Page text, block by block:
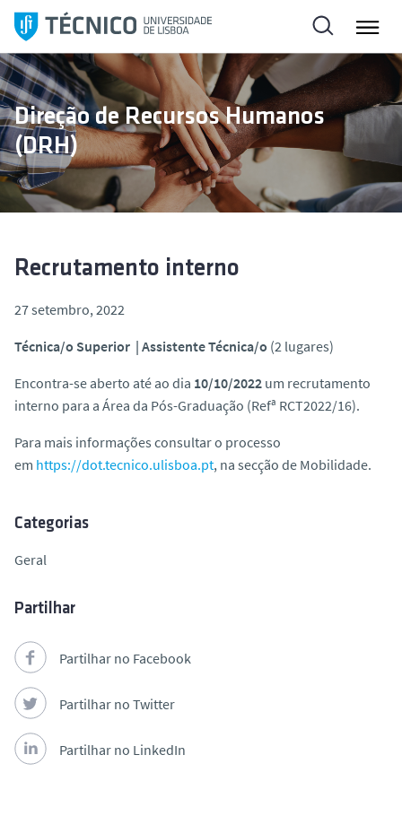
l
t
a
r
p
a
a
Direção de Recursos Humanos
(DRH)
Recrutamento interno
27 setembro, 2022
Técnica/o Superior | Assistente Técnica/o (2 lugares)
Encontra-se aberto até ao dia 10/10/2022 um recrutamento
interno para a Área da Pós-Graduação (Refª RCT2022/16).
Para mais informações consultar o processo
em https://dot.tecnico.ulisboa.pt, na secção de Mobilidade.
Categorias
Geral
Partilhar
Partilhar no Facebook
Partilhar no Twitter
Partilhar no LinkedIn